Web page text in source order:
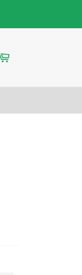
Winkelwagen